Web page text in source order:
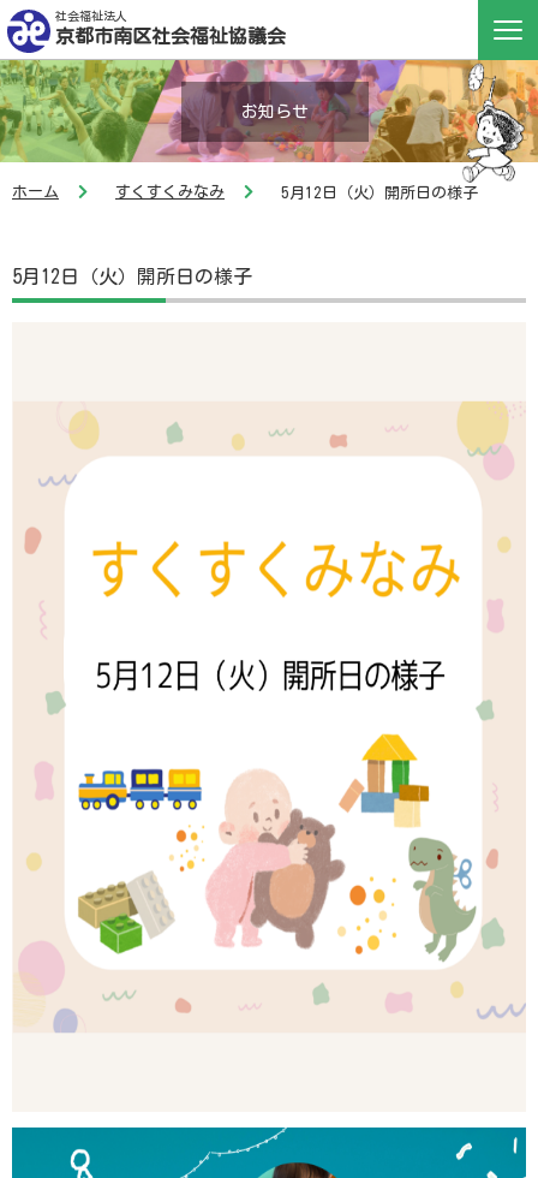
社会福祉法人
京都市南区社会福祉協議会
お知らせ
ホーム すくすくみなみ 5月12日（火）開所日の様子
5月12日（火）開所日の様子